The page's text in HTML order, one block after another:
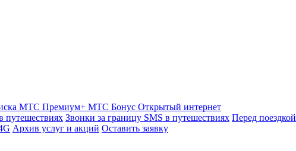
МТС Премиум+ МТС Бонус Открытый интернет
путешествиях Звонки за границу SMS в путешествиях Перед поездкой
Архив услуг и акций Оставить заявку